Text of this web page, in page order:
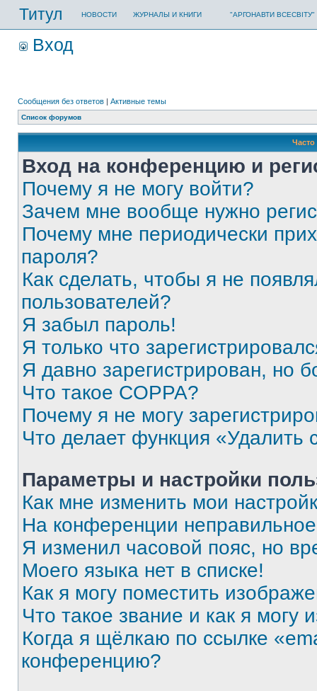
Титул НОВОСТИ ЖУРНАЛЫ И КНИГИ "АРГОНАВТИ ВСЕСВІТУ"
Вход
Сообщения без ответов | Активные темы
Список форумов
Вход на конференцию и
Почему я не могу войти?
Зачем мне вообще нужно
Почему мне периодически
пароля?
Как сделать, чтобы я не
пользователей?
Я забыл пароль!
Я только что
Я давно зарегистрирован, но
Что такое COPPA?
Почему я не могу
Что делает функция «Удалить
Параметры и настройки
Как мне изменить мои
На конференции
Я изменил часовой пояс, но
Моего языка нет в списке!
Как я могу поместить
Что такое звание и как я могу
Когда я щёлкаю по ссылке
конференцию?